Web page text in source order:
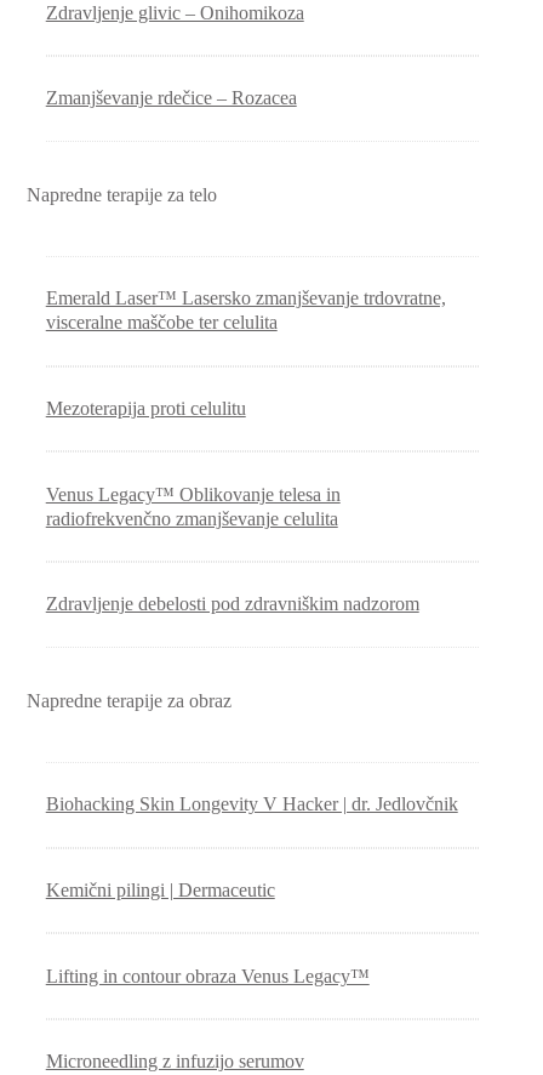
Zdravljenje glivic – Onihomikoza
Zmanjševanje rdečice – Rozacea
Napredne terapije za telo
Emerald Laser™ Lasersko zmanjševanje trdovratne,
visceralne maščobe ter celulita
Mezoterapija proti celulitu
Venus Legacy™ Oblikovanje telesa in
radiofrekvenčno zmanjševanje celulita
Zdravljenje debelosti pod zdravniškim nadzorom
Napredne terapije za obraz
Biohacking Skin Longevity V Hacker | dr. Jedlovčnik
Kemični pilingi | Dermaceutic
Lifting in contour obraza Venus Legacy™
Microneedling z infuzijo serumov